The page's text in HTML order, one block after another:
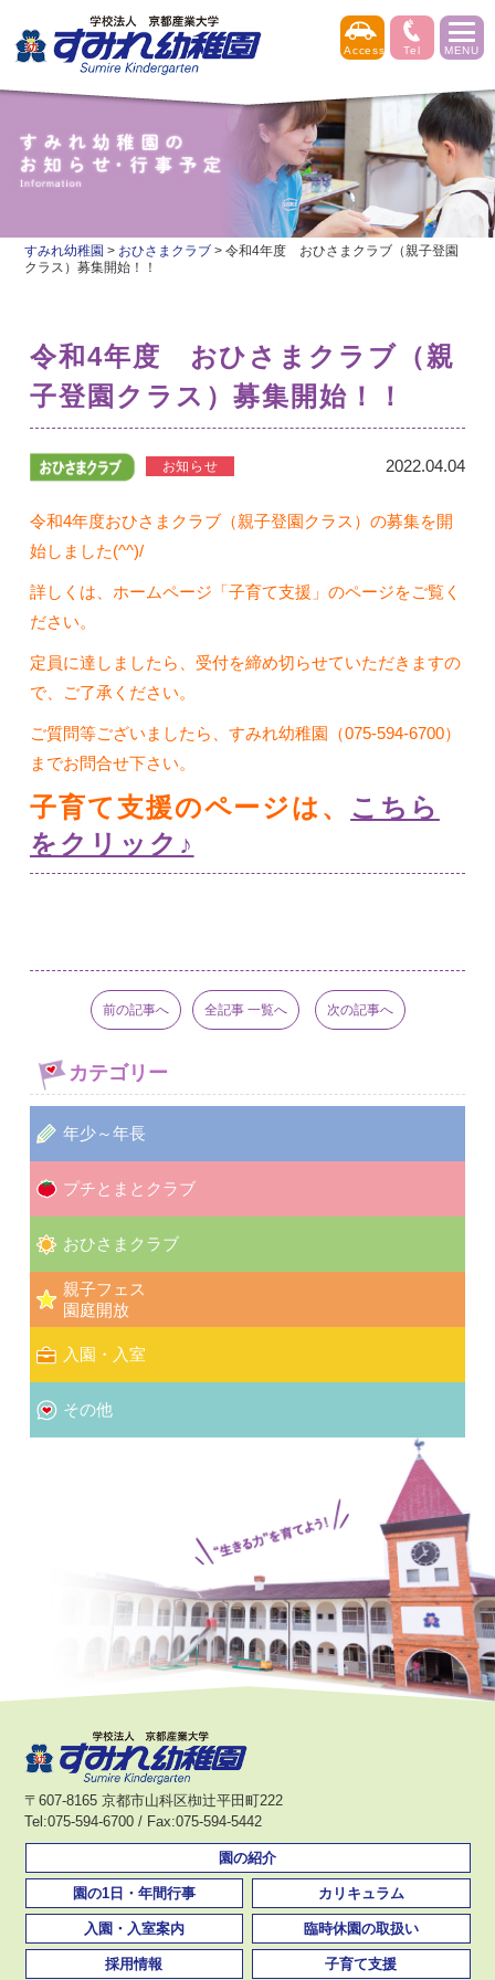
すみれ幼稚園 > おひさまクラブ >令和4年度 おひさまクラブ（親子登園
クラス）募集開始！！
令和4年度 おひさまクラブ（親
子登園クラス）募集開始！！
2022.04.04
令和4年度おひさまクラブ（親子登園クラス）の募集を開
始しました(^^)/
詳しくは、ホームページ「子育て支援」のページをご覧く
ださい。
定員に達しましたら、受付を締め切らせていただきますの
で、ご了承ください。
ご質問等ございましたら、すみれ幼稚園（075-594-6700）
までお問合せ下さい。
子育て支援のページは、 こちら
をクリック♪
前の記事へ 全記事 一覧へ 次の記事へ
カテゴリー
年少～年長
プチとまとクラブ
おひさまクラブ
親子フェス
園庭開放
入園・入室
その他
〒607-8165 京都市山科区椥辻平田町222
Tel:075-594-6700 / Fax:075-594-5442
園の紹介
カリキュラム
園の1日・年間行事
臨時休園の取扱い
入園・入室案内
子育て支援
採用情報